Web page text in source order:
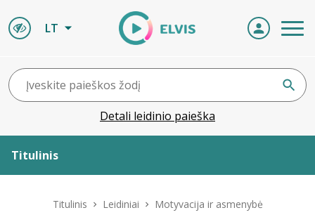
LT
Detali leidinio paieška
Titulinis
Titulinis Leidiniai Motyvacija ir asmenybė